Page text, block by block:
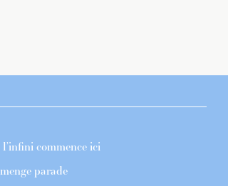
commence ici
parade